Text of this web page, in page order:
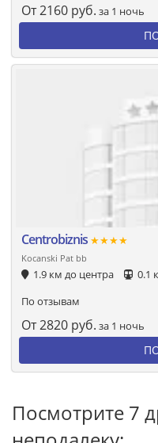
От2160 руб. за 1 ночь
Centrobiznis ★★★★
Kocanski Pat bb
1.9 км до центра 0.1
По отзывам
От2820 руб. за 1 ночь
Посмотрите 7